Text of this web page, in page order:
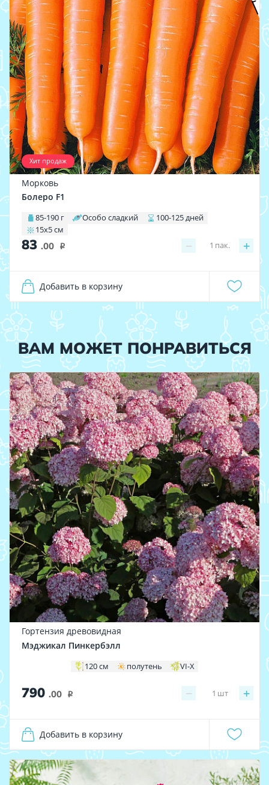
Хит продаж
Морковь
Болеро F1
85-190 г Особо сладкий
100-125 дней
15х5 см
83 .00 i − +
1 пак.
Добавить в корзину
ВАМ МОЖЕТ ПОНРАВИТЬСЯ
Гортензия древовидная
Мэджикал Пинкербэлл
120 см полутень VI-X
790 .00 i − +
1 шт
Добавить в корзину